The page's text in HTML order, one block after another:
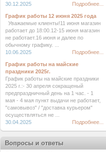
30.12.2025 Подробнее...
График работы 12 июня 2025 года
Уважаемые клиенты!11 июня магазин
работает до 18:00.12-15 июня магазин
не работает.16 июня и далее по
обычному графику. ...
10.06.2025
Подробнее...
График работы на майские
праздники 2025г.
График работы на майские праздники
2025 г.:- 30 апреля сокращеный
предпраздничный день на 1 час. - 1
мая - 4 мая пункт выдачи не работает,
"самовывоз" / "доставка курьером"
осуществляться не ...
30.04.2025
Подробнее...
Вопросы и ответы